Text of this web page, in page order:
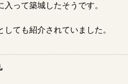
って築城したそうです。
ても紹介されていました。